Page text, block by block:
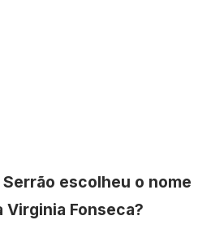
escolheu o nome
Fonseca?